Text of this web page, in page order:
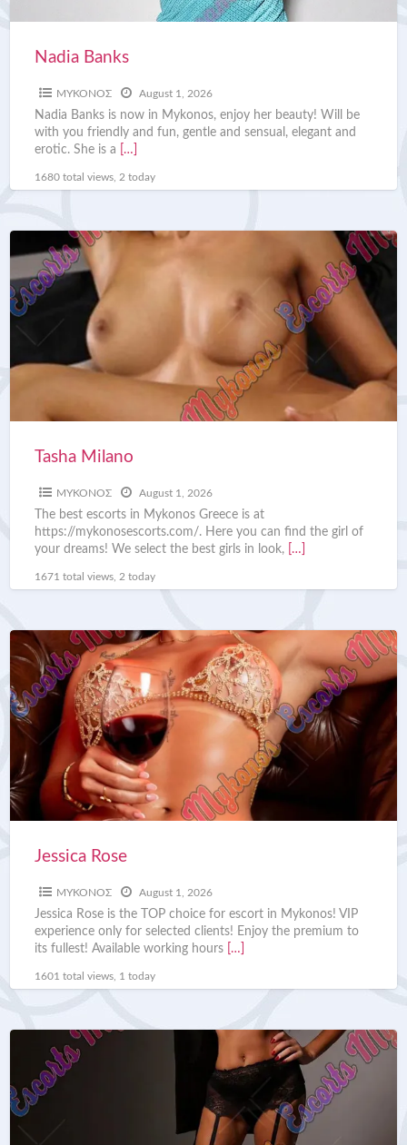
Nadia Banks
ΜΥΚΟΝΟΣ August 1, 2026
Nadia Banks is now in Mykonos, enjoy her beauty! Will be
with you friendly and fun, gentle and sensual, elegant and
erotic. She is a
[…]
1680 total views, 2 today
Tasha Milano
ΜΥΚΟΝΟΣ August 1, 2026
The best escorts in Mykonos Greece is at
https://mykonosescorts.com/. Here you can find the girl of
your dreams! We select the best girls in look,
[…]
1671 total views, 2 today
Jessica Rose
ΜΥΚΟΝΟΣ August 1, 2026
Jessica Rose is the TOP choice for escort in Mykonos! VIP
experience only for selected clients! Enjoy the premium to
its fullest! Available working hours
[…]
1601 total views, 1 today